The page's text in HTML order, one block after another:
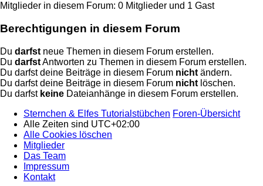
Mitglieder in diesem Forum: 0 Mitglieder und 1 Gast
Berechtigungen in diesem Forum
Du darfst neue Themen in diesem Forum erstellen.
Du darfstAntworten zu Themen in diesem Forum erstellen.
Du darfst deine Beiträge in diesem Forum nicht ändern.
Du darfst deine Beiträge in diesem Forum nicht löschen.
Du darfst keine Dateianhänge in diesem Forum erstellen.
Sternchen & Elfes Tutorialstübchen Foren-Übersicht
Alle Zeiten sind UTC+02:00
Alle Cookies löschen
Mitglieder
Das Team
Impressum
Kontakt